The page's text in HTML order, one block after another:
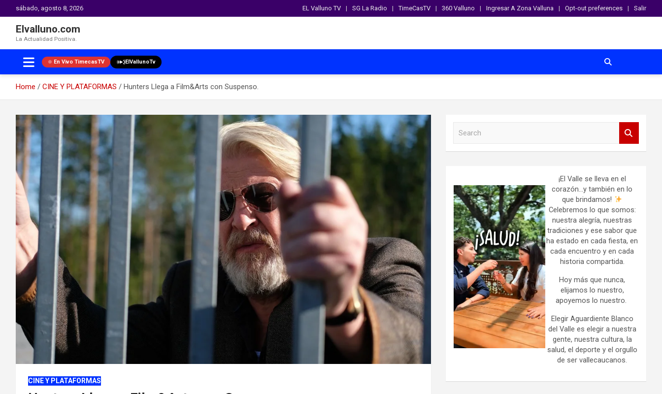
sábado, agosto 8, 2026 EL Valluno TV SG La Radio TimeCasTV 360 Valluno Ingresar A Zona Valluna Opt-out preferences Salir
Elvalluno.com
La Actualidad Positiva.
En Vivo TimecasTV ElVallunoTv
Home CINE Y PLATAFORMAS
Hunters Llega a Film&Arts con Suspenso.
content
CINE Y PLATAFORMAS
¡El Valle se lleva en el
corazón…y también en lo
que brindamos!
Celebremos lo que somos:
nuestra alegría, nuestras
tradiciones y ese sabor que
ha estado en cada fiesta, en
cada encuentro y en cada
historia compartida.
Hoy más que nunca,
elijamos lo nuestro,
apoyemos lo nuestro.
Elegir Aguardiente Blanco
del Valle es elegir a nuestra
gente, nuestra cultura, la
salud, el deporte y el orgullo
de ser vallecaucanos.